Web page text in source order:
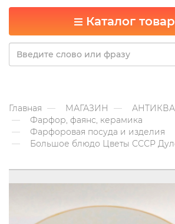
Каталог
Главная МАГАЗИН
Фарфор, фаянс, керамика
Фарфоровая посуда и изделия
Большое блюдо Цветы СССР